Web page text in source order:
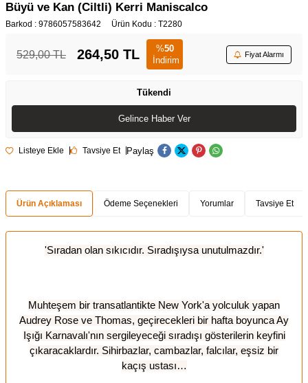
Büyü ve Kan (Ciltli) Kerri Maniscalco
Barkod : 9786057583642 Ürün Kodu : T2280
529,00TL 264,50 TL %50
İndirim
Fiyat Alarmı
Tükendi
Gelince Haber Ver
Listeye Ekle Tavsiye Et Paylaş
Ürün Açıklaması Ödeme Seçenekleri Yorumlar Tavsiye Et
'Sıradan olan sıkıcıdır. Sıradışıysa unutulmazdır.'
Muhteşem bir transatlantikte New York'a yolculuk yapan
Audrey Rose ve Thomas, geçirecekleri bir hafta boyunca Ay
Işığı Karnavalı'nın sergileyeceği sıradışı gösterilerin keyfini
çıkaracaklardır. Sihirbazlar, cambazlar, falcılar, eşsiz bir
kaçış ustası…